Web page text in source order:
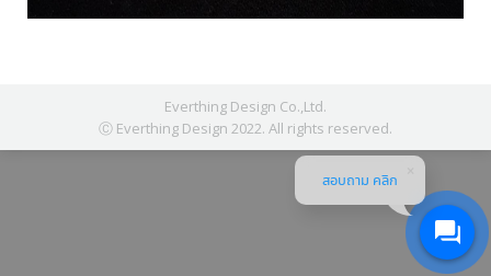
Everthing Design Co.,Ltd.
Ⓒ Everthing Design 2022. All rights reserved.
สอบถาม คลิก